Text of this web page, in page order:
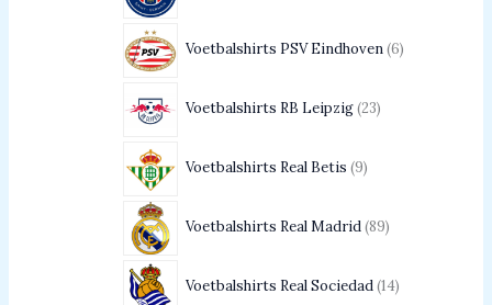
Voetbalshirts PSV Eindhoven 6
Voetbalshirts RB Leipzig 23
Voetbalshirts Real Betis 9
Voetbalshirts Real Madrid 89
Voetbalshirts Real Sociedad 14